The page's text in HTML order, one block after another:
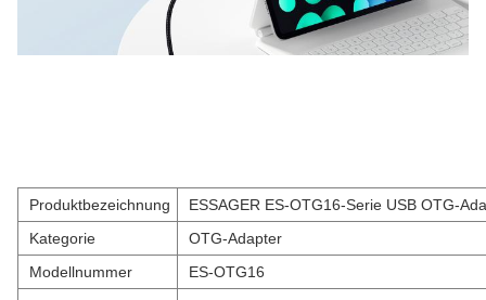
Produktbezeichnung
ESSAGER ES-OTG16-Serie USB OTG-
Kategorie
OTG-Adapter
Modellnummer
ES-OTG16